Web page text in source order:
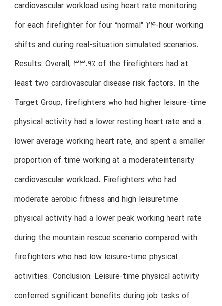
cardiovascular workload using heart rate monitoring
for each firefighter for four “normal” 24-hour working
shifts and during real-situation simulated scenarios.
Results: Overall, 33.9% of the firefighters had at
least two cardiovascular disease risk factors. In the
Target Group, firefighters who had higher leisure-time
physical activity had a lower resting heart rate and a
lower average working heart rate, and spent a smaller
proportion of time working at a moderateintensity
cardiovascular workload. Firefighters who had
moderate aerobic fitness and high leisuretime
physical activity had a lower peak working heart rate
during the mountain rescue scenario compared with
firefighters who had low leisure-time physical
activities. Conclusion: Leisure-time physical activity
conferred significant benefits during job tasks of